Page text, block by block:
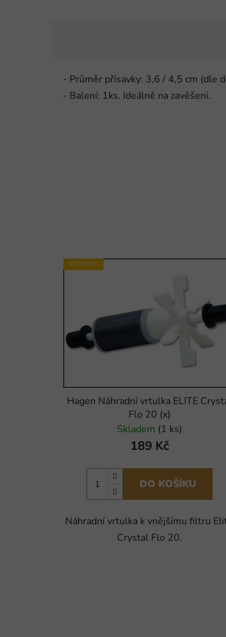
- Průměr přísavky: 3,6 / 4,5 cm (dle
- Balení: 1ks. Ideálně na zavěšení.
VÝPRODEJ
Hagen Náhradní vrtulka ELITE
Flo 20 (x)
Skladem (1 ks)
189 Kč
DO KOŠÍKU
Náhradní vrtulka k vnějšímu filtru
Crystal Flo 20.